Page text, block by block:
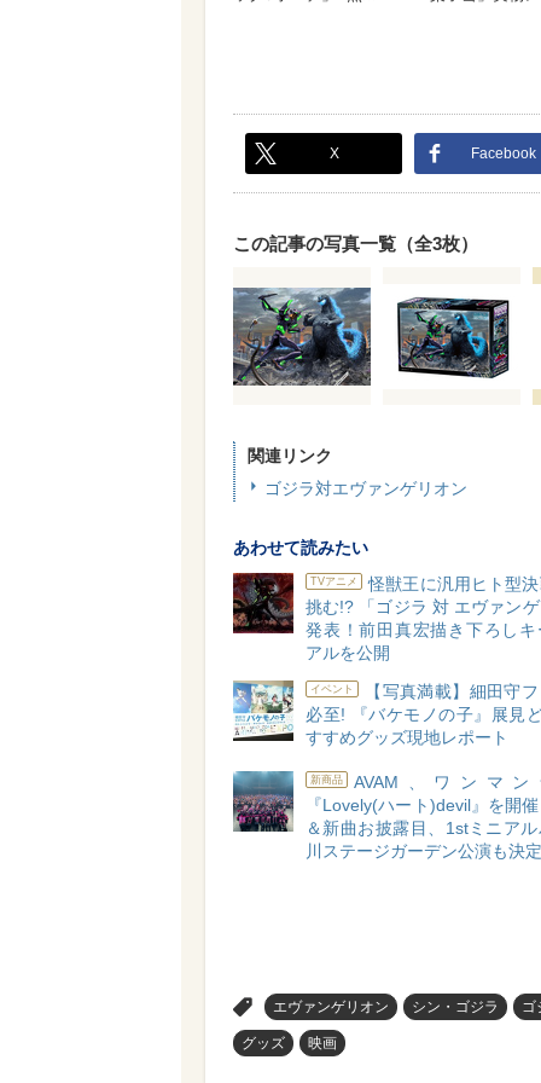
X Facebook
この記事の写真一覧（全3枚）
関連リンク
ゴジラ対エヴァンゲリオン
あわせて読みたい
TVアニメ
怪獣王に汎用ヒト型
挑む!? 「ゴジラ 対 エヴァン
発表！前田真宏描き下ろしキ
アルを公開
イベント
【写真満載】細田守
必至! 『バケモノの子』展見
すすめグッズ現地レポート
新商品
AVAM、ワンマ
『Lovely(ハート)devil』を開
＆新曲お披露目、1stミニア
川ステージガーデン公演も決定
エヴァンゲリオン シン・ゴジラ ゴ
グッズ 映画